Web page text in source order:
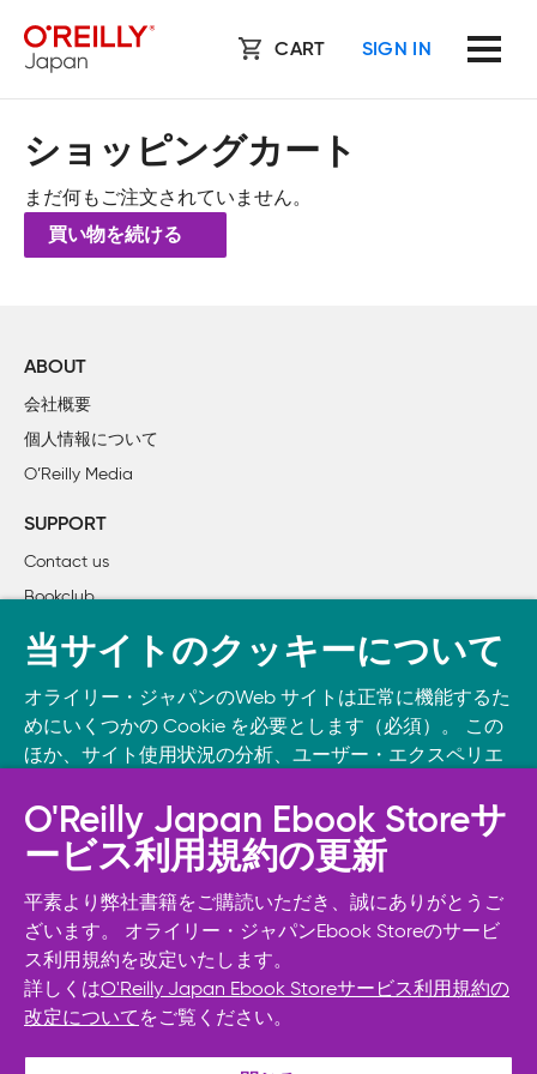
CART SIGN IN
ショッピングカート
まだ何もご注文されていません。
買い物を続ける
ABOUT
会社概要
個人情報について
O’Reilly Media
SUPPORT
Contact us
Bookclub
書籍注文
Take O’Reilly with you and learn anywhere, anytime on your
phone
and tablet.
© 2026, O’Reilly Japan, Inc. oreilly.co.jpに掲載されているすべて
当サイトのクッキーについて
オライリー・ジャパンのWeb サイトは正常に機能するた
めにいくつかの Cookie を必要とします（必須）。 この
ほか、サイト使用状況の分析、ユーザー・エクスペリエ
その他の Cookie を使用することがあります。 詳細につ
いては Cookie設定をご確認ください。
また、オライリー・ジャパンのプライバシーポリシーに
ついては 個人情報保護方針をご確認ください。
Cookie設定
必須Cookie以外を拒否する
O'Reilly Japan Ebook Storeサ
ービス利用規約の更新
平素より弊社書籍をご購読いただき、誠にありがとうご
ざいます。 オライリー・ジャパンEbook Storeのサービ
ス利用規約を改定いたします。
詳しくはO'Reilly Japan Ebook Storeサービス利用規約の
改定について をご覧ください。